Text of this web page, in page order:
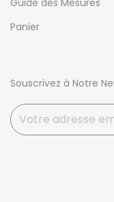
Panier
Souscrivez à Notre